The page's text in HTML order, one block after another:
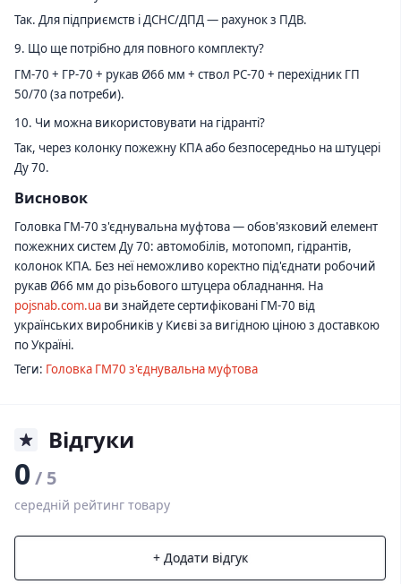
Так. Для підприємств і ДСНС/ДПД — рахунок з ПДВ.
9. Що ще потрібно для повного комплекту?
ГМ-70 + ГР-70 + рукав Ø66 мм + ствол РС-70 + перехідник ГП
50/70 (за потреби).
10. Чи можна використовувати на гідранті?
Так, через колонку пожежну КПА або безпосередньо на штуцері
Ду 70.
Висновок
Головка ГМ-70 з'єднувальна муфтова — обов'язковий елемент
пожежних систем Ду 70: автомобілів, мотопомп, гідрантів,
колонок КПА. Без неї неможливо коректно під'єднати робочий
рукав Ø66 мм до різьбового штуцера обладнання. На
pojsnab.com.ua ви знайдете сертифіковані ГМ-70 від
українських виробників у Києві за вигідною ціною з доставкою
по Україні.
Теги: Головка ГМ70 з'єднувальна муфтова
Відгуки
0/ 5
середній рейтинг товару
+ Додати відгук